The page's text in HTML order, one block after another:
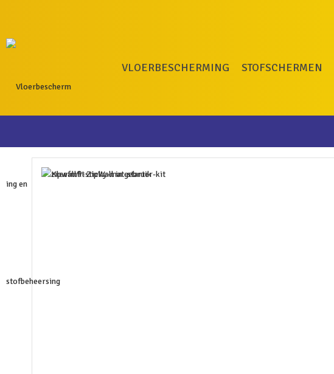
VLOERBESCHERMING STOFSCHERMEN